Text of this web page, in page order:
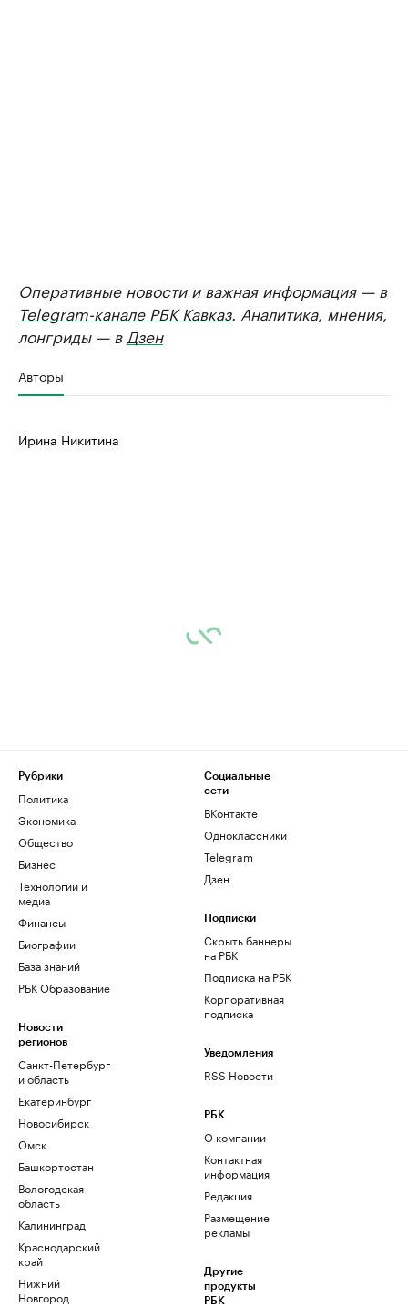
Оперативные новости и важная информация — в
Telegram-канале РБК Кавказ. Аналитика, мнения,
лонгриды — в Дзен
Авторы
Ирина Никитина
Рубрики
Политика
Экономика
Общество
Бизнес
Технологии и
медиа
Финансы
Биографии
База знаний
РБК Образование
Новости
регионов
Санкт-Петербург
и область
Екатеринбург
Новосибирск
Омск
Башкортостан
Вологодская
область
Калининград
Краснодарский
край
Нижний
Новгород
Социальные
сети
ВКонтакте
Одноклассники
Telegram
Дзен
Подписки
Скрыть баннеры
на РБК
Подписка на РБК
Корпоративная
подписка
Уведомления
RSS Новости
РБК
О компании
Контактная
информация
Редакция
Размещение
рекламы
Другие
продукты
РБК